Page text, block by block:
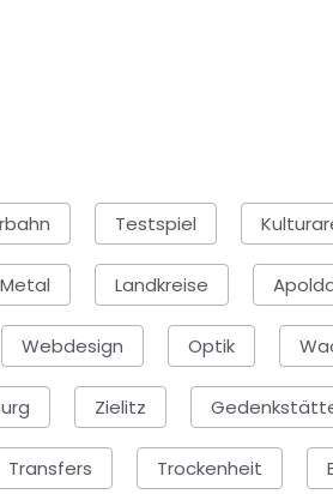
Testspiel
Landkreise
Webdesign Optik
Zielitz
Transfers Trockenheit